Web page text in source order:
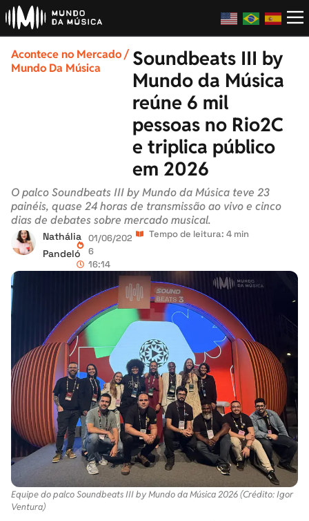
Acontece no Mercado/
Mundo Da Música
Soundbeats III by
Mundo da Música
reúne 6 mil
pessoas no Rio2C
e triplica público
em 2026
O palco Soundbeats III by Mundo da Música teve 23
painéis, quase 24 horas de transmissão ao vivo e cinco
dias de debates sobre mercado musical.
Nathália
Pandeló
01/06/202
6
16:14
Tempo de leitura: 4 min
Equipe do palco Soundbeats III by Mundo da Música 2026 (Crédito: Igor
Ventura)